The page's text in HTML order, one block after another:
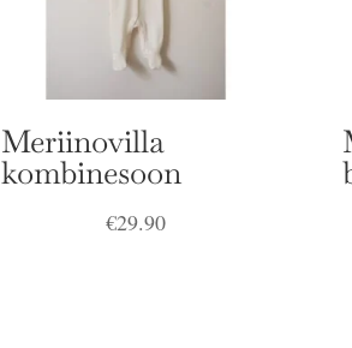
Meriinovilla
kombinesoon
€29.90